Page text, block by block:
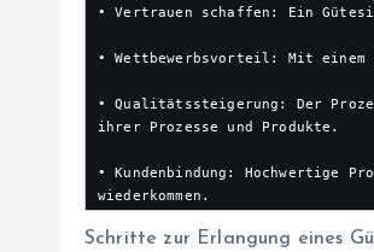
• Vertrauen schaffen: Ein
• Wettbewerbsvorteil: Mit einem
• Qualitätssteigerung: Der
ihrer Prozesse und Produkte.
• Kundenbindung: Hochwertige
wiederkommen.
Schritte zur Erlangung eines